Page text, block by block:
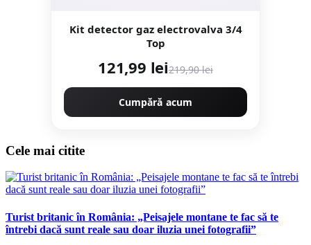
Kit detector gaz electrovalva 3/4
Top
121,99 lei219,90 lei
Cumpără acum
Cele mai citite
Turist britanic în România: „Peisajele montane te fac să te
întrebi dacă sunt reale sau doar iluzia unei fotografii”